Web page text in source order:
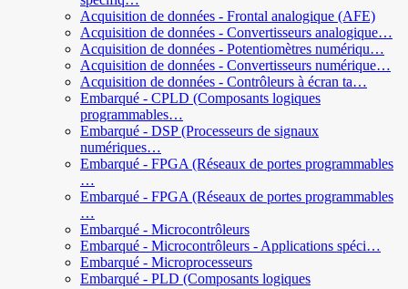
Acquisition de données - Frontal analogique (AFE)
Acquisition de données - Convertisseurs analogique…
Acquisition de données - Potentiomètres numériqu…
Acquisition de données - Convertisseurs numérique…
Acquisition de données - Contrôleurs à écran ta…
Embarqué - CPLD (Composants logiques
programmables…
Embarqué - DSP (Processeurs de signaux
numériques…
Embarqué - FPGA (Réseaux de portes programmables
…
Embarqué - FPGA (Réseaux de portes programmables
…
Embarqué - Microcontrôleurs
Embarqué - Microcontrôleurs - Applications spéci…
Embarqué - Microprocesseurs
Embarqué - PLD (Composants logiques